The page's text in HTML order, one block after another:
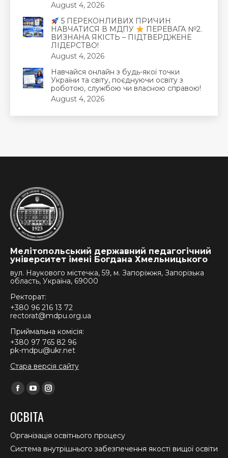
August 4, 2026
5 ПЕРЕКОНЛИВИХ ПРИЧИН
НАВЧАТИСЯ В МДПУ
ПЕРЕВАГА №2.
ВИЗНАНА ЯКІСТЬ – ПІДТВЕРДЖЕНЕ
ЛІДЕРСТВО!
August 4, 2026
Навчайся онлайн з будь-якої точки
України та світу, поєднуючи освіту з
роботою, службою чи власною справою!
August 4, 2026
Мелітопольський державний педагогічний
університет імені Богдана Хмельницького
вул. Наукового містечка, 59, м. Запоріжжя, Запорізька
область, Україна, 69000
Ректорат:
+380 96 216 13 72
rectorat@mdpu.org.ua
Приймальна комісія:
+380 97 765 82 96
pk-mdpu@ukr.net
Стара версія сайту
Find us on:
Facebook
opens
in
new
YouTube
opens
in
new
Instagram
in
new
ОСВІТА
Організація освітнього процесу
Система внутрішнього забезпечення якості вищої освіти